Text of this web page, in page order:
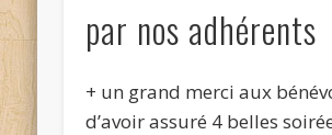
par nos adhérents
+ un grand merci aux
d’avoir assuré 4 belles